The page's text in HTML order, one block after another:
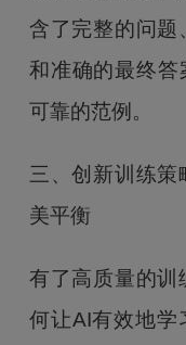
含了完整的问题
和准确的最终答
可靠的范例。
三、创新训练
美平衡
有了高质量的训
何让AI有效地学